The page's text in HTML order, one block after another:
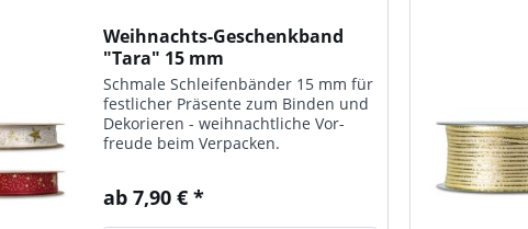
Weihnachts-Geschenkband
"Tara" 15 mm
Schmale Schleifen­bänder 15 mm für
fest­licher Präsente zum Bin­den und
Dekorieren - weihnacht­liche Vor­
freude beim Verpacken.
ab 7,90 € *